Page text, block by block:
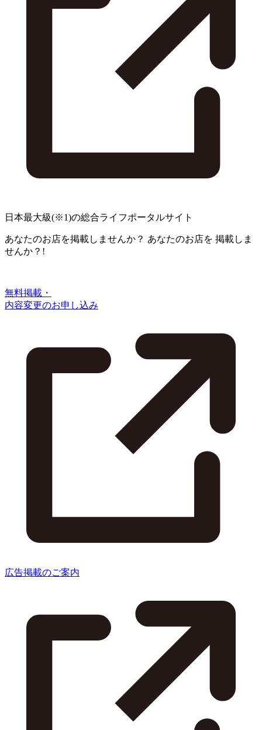
日本最大級(※1)の総合ライフポータルサイト
あなたのお店を掲載しませんか？ あなたのお店を 掲載しま
せんか？!
無料掲載・
内容変更のお申し込み
広告掲載のご案内